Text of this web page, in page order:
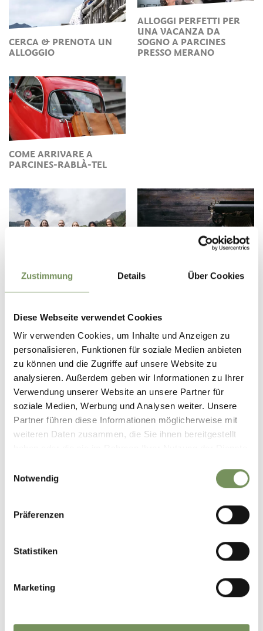
Zustimmung Details Über Cookies
Diese Webseite verwendet Cookies
Wir verwenden Cookies, um Inhalte und Anzeigen zu
personalisieren, Funktionen für soziale Medien anbieten
zu können und die Zugriffe auf unsere Website zu
analysieren. Außerdem geben wir Informationen zu Ihrer
Verwendung unserer Website an unsere Partner für
soziale Medien, Werbung und Analysen weiter. Unsere
Partner führen diese Informationen möglicherweise mit
weiteren Daten zusammen, die Sie ihnen bereitgestellt
Notwendig
Präferenzen
Statistiken
Marketing
CERCA & PRENOTA UN
ALLOGGIO
ALLOGGI PERFETTI PER
UNA VACANZA DA
SOGNO A PARCINES
PRESSO MERANO
COME ARRIVARE A
PARCINES-RABLÀ-TEL
APERTURA
NOSTRA NEWSLETTER
RICHIESTA CATALOGHI
PRENOTA LA TUA VACANZA A